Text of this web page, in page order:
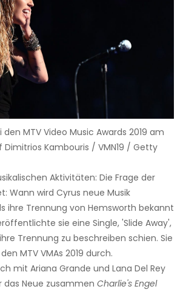
MTV Video Music Awards 2019 am
Dimitrios Kambouris / VMN19 / Getty
Aktivitäten: Die Frage der
Wann wird Cyrus neue Musik
ihre Trennung von Hemsworth bekannt
sie eine Single, 'Slide Away',
Trennung zu beschreiben schien. Sie
MTV VMAs 2019 durch.
mit Ariana Grande und Lana Del Rey
Neue zusammen Charlie's Engel